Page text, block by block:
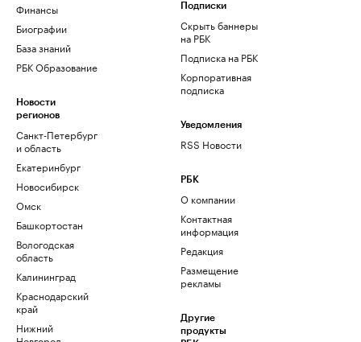
Финансы
Биографии
База знаний
РБК Образование
Новости
регионов
Санкт-Петербург
и область
Екатеринбург
Новосибирск
Омск
Башкортостан
Вологодская
область
Калининград
Краснодарский
край
Нижний
Подписки
Скрыть баннеры
на РБК
Подписка на РБК
Корпоративная
подписка
Уведомления
RSS Новости
РБК
О компании
Контактная
информация
Редакция
Размещение
рекламы
Другие
продукты